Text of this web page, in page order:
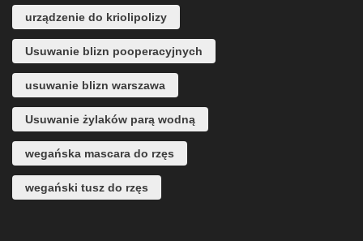
urządzenie do kriolipolizy
Usuwanie blizn pooperacyjnych
usuwanie blizn warszawa
Usuwanie żylaków parą wodną
wegańska mascara do rzęs
wegański tusz do rzęs